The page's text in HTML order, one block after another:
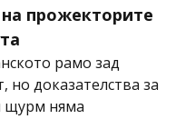
прожекторите
рамо зад
но доказателства за
щурм няма